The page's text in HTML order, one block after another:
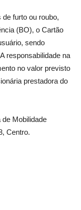
furto ou roubo,
(BO), o Cartão
sendo
responsabilidade na
no valor previsto
prestadora do
Mobilidade
Centro.